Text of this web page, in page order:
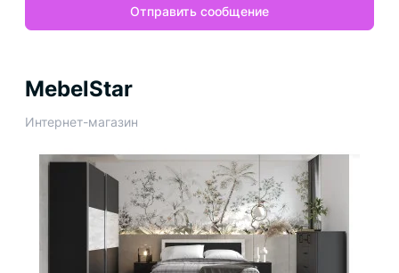
MebelStar
Интернет-магазин
Отправить сообщение